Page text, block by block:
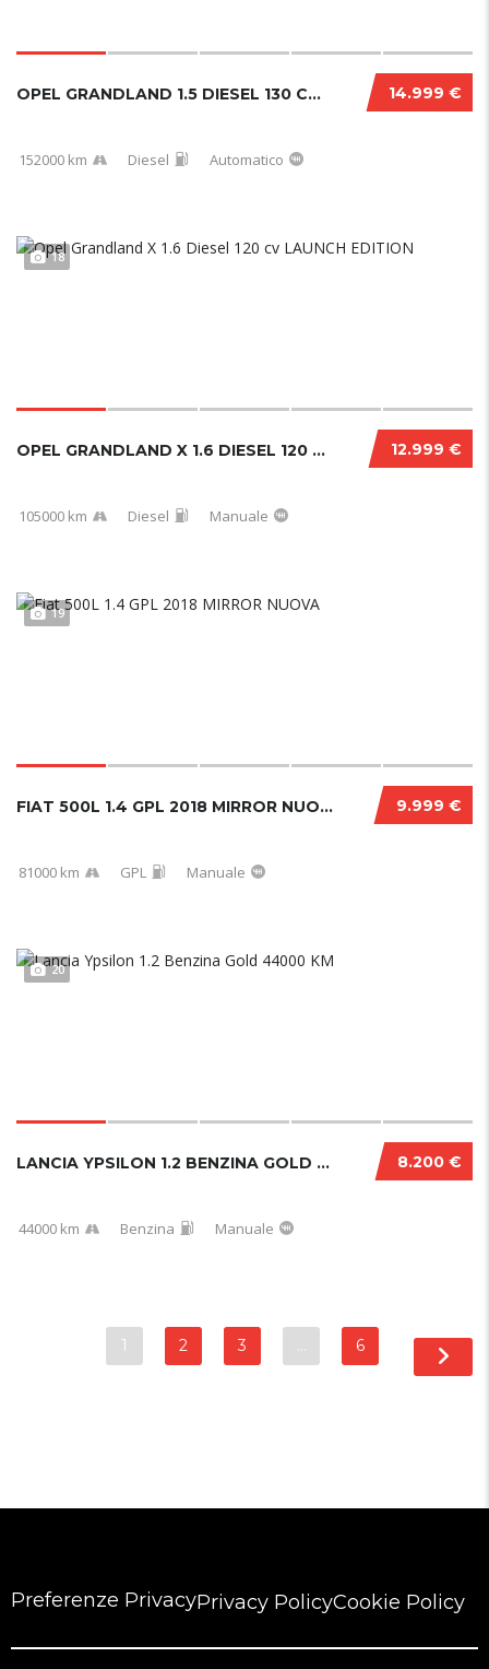
14.999 €
OPEL GRANDLAND 1.5 DIESEL 130 CV ULTIMATE 10...
152000 km Diesel Automatico
18
12.999 €
OPEL GRANDLAND X 1.6 DIESEL 120 CV LAUNCH ED...
105000 km Diesel Manuale
19
9.999 €
FIAT 500L 1.4 GPL 2018 MIRROR NUOVA
81000 km GPL Manuale
20
8.200 €
LANCIA YPSILON 1.2 BENZINA GOLD 44000 KM
44000 km Benzina Manuale
1 2 3 … 6
Preferenze PrivacyPrivacy PolicyCookie Policy